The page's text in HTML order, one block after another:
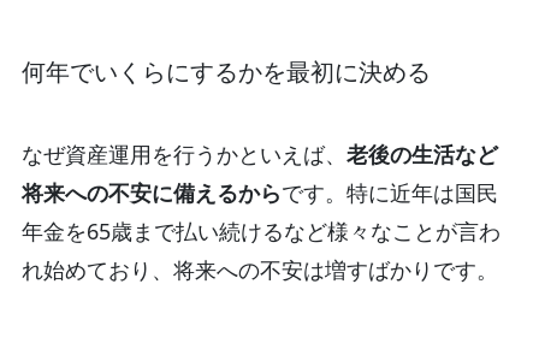
何年でいくらにするかを最初に決める
なぜ資産運用を行うかといえば、 老後の生活など
将来への不安に備えるからです。特に近年は国民
年金を65歳まで払い続けるなど様々なことが言わ
れ始めており、将来への不安は増すばかりです。